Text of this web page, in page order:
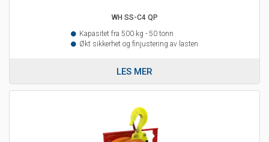
WH SS-C4 QP
Kapasitet fra 500 kg - 50 tonn
Økt sikkerhet og finjustering av lasten
LES MER